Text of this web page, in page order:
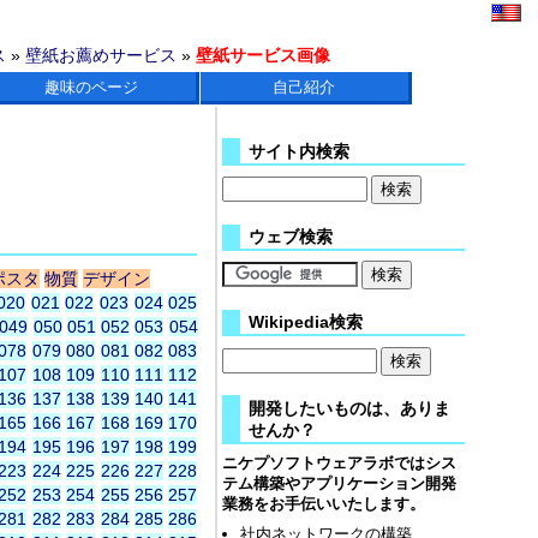
»壁紙お薦めサービス »壁紙サービス画像
趣味のページ 自己紹介
スタ 物質 デザイン
021 022 023 024 025
049 050 051 052 053 054
079 080 081 082 083
108 109 110 111 112
137 138 139 140 141
166 167 168 169 170
195 196 197 198 199
224 225 226 227 228
253 254 255 256 257
282 283 284 285 286
サイト内検索
ウェブ検索
Wikipedia検索
開発したいものは、ありま
せんか？
ニケプソフトウェアラボではシス
テム構築やアプリケーション開発
業務をお手伝いいたします。
社内ネットワークの構築